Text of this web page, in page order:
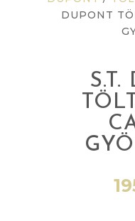
DUPONT
S.T.